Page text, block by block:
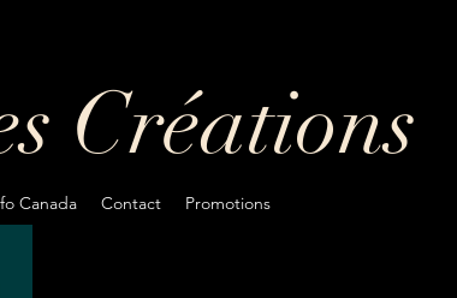
Créations
Canada Contact Promotions